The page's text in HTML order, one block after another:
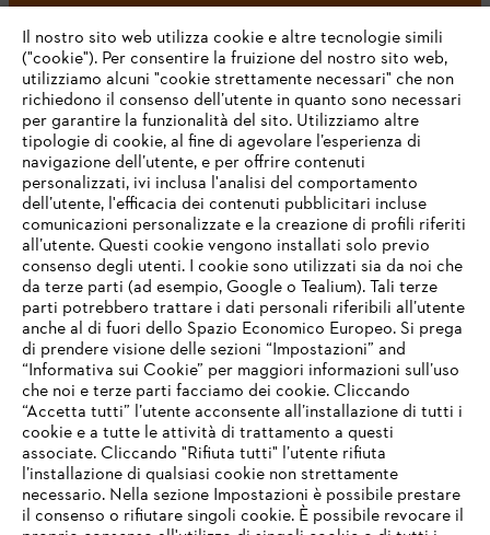
#STIHL
L’azienda
STIHL FAQ
Service
Termini e condizioni generali Privacy policy
IHR BROWSER WIRD NICHT
UNTERSTÜTZT
Sie nutzen einen Browser, den wir noch nicht unterstützen. Für
eine optimale Nutzung unserer Seite empfehlen wir Ihnen, zu
Il nostro sito web utilizza cookie e altre tecnologie simili
("cookie"). Per consentire la fruizione del nostro sito web,
utilizziamo alcuni "cookie strettamente necessari" che non
richiedono il consenso dell’utente in quanto sono necessari
per garantire la funzionalità del sito. Utilizziamo altre
tipologie di cookie, al fine di agevolare l’esperienza di
navigazione dell’utente, e per offrire contenuti
personalizzati, ivi inclusa l'analisi del comportamento
dell’utente, l'efficacia dei contenuti pubblicitari incluse
comunicazioni personalizzate e la creazione di profili riferiti
all’utente. Questi cookie vengono installati solo previo
consenso degli utenti. I cookie sono utilizzati sia da noi che
da terze parti (ad esempio, Google o Tealium). Tali terze
parti potrebbero trattare i dati personali riferibili all’utente
anche al di fuori dello Spazio Economico Europeo. Si prega
di prendere visione delle sezioni “Impostazioni” and
“Informativa sui Cookie” per maggiori informazioni sull’uso
che noi e terze parti facciamo dei cookie. Cliccando
“Accetta tutti” l’utente acconsente all’installazione di tutti i
cookie e a tutte le attività di trattamento a questi
associate. Cliccando "Rifiuta tutti" l’utente rifiuta
l’installazione di qualsiasi cookie non strettamente
necessario. Nella sezione Impostazioni è possibile prestare
il consenso o rifiutare singoli cookie. È possibile revocare il